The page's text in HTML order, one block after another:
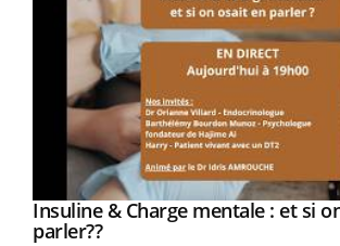
Youtube
Insuline & Charge mentale : et si
parler??Youtube